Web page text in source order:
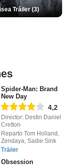
Tráiler (3)
Spider-Man: Brand
New Day
4,2
Director: Destin Daniel
Cretton
Reparto Tom Holland,
Zendaya, Sadie Sink
Tráiler
Obsession